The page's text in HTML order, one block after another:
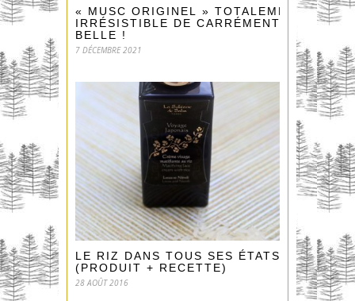
« MUSC ORIGINEL » TOTALEMENT
IRRÉSISTIBLE DE CARRÉMENT
BELLE !
7 DÉCEMBRE 2021
LE RIZ DANS TOUS SES ÉTATS !
(PRODUIT + RECETTE)
28 AOÛT 2016